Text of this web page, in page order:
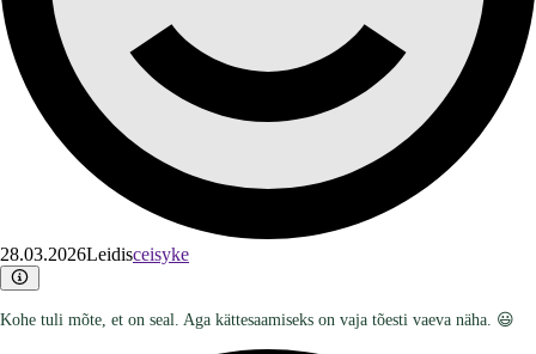
28.03.2026Leidisceisyke
Kohe tuli mõte, et on seal. Aga kättesaamiseks on vaja tõesti vaeva näha. 😃